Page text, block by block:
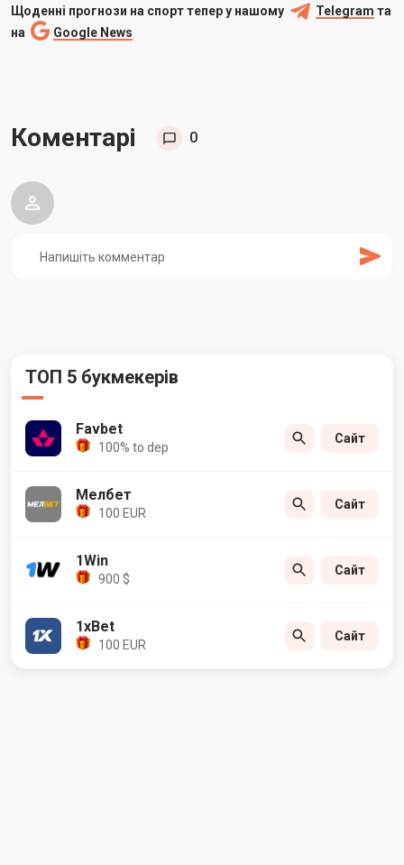
Щоденні прогнози на спорт тепер у нашому Telegram та
на
Google News
Коментарі 0
ТОП 5 букмекерів
Favbet
100% to dep
Сайт
Мелбет
100 EUR
Сайт
1Win
900 $
Сайт
1xBet
100 EUR
Сайт